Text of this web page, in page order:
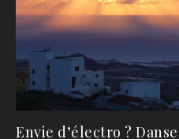
Envie d’électro ?